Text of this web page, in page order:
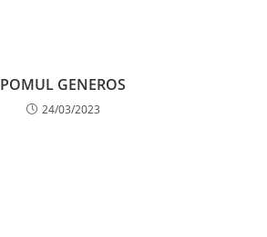
POMUL GENEROS
24/03/2023